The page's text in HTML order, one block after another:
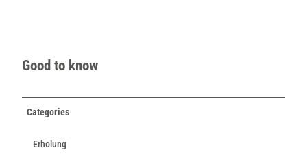
Good to know
Categories
Erholung